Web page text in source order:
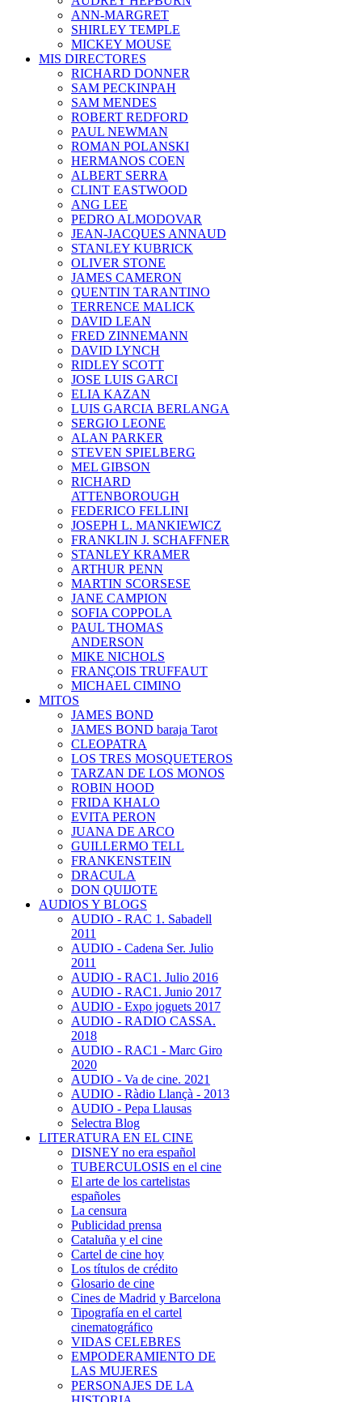
ANN-MARGRET
SHIRLEY TEMPLE
MICKEY MOUSE
MIS DIRECTORES
RICHARD DONNER
SAM PECKINPAH
SAM MENDES
ROBERT REDFORD
PAUL NEWMAN
ROMAN POLANSKI
HERMANOS COEN
ALBERT SERRA
CLINT EASTWOOD
ANG LEE
PEDRO ALMODOVAR
JEAN-JACQUES ANNAUD
STANLEY KUBRICK
OLIVER STONE
JAMES CAMERON
QUENTIN TARANTINO
TERRENCE MALICK
DAVID LEAN
FRED ZINNEMANN
DAVID LYNCH
RIDLEY SCOTT
JOSE LUIS GARCI
ELIA KAZAN
LUIS GARCIA BERLANGA
SERGIO LEONE
ALAN PARKER
STEVEN SPIELBERG
MEL GIBSON
RICHARD
ATTENBOROUGH
FEDERICO FELLINI
JOSEPH L. MANKIEWICZ
FRANKLIN J. SCHAFFNER
STANLEY KRAMER
ARTHUR PENN
MARTIN SCORSESE
JANE CAMPION
SOFIA COPPOLA
PAUL THOMAS
ANDERSON
MIKE NICHOLS
FRANÇOIS TRUFFAUT
MICHAEL CIMINO
MITOS
JAMES BOND
JAMES BOND baraja Tarot
CLEOPATRA
LOS TRES MOSQUETEROS
TARZAN DE LOS MONOS
ROBIN HOOD
FRIDA KHALO
EVITA PERON
JUANA DE ARCO
GUILLERMO TELL
FRANKENSTEIN
DRACULA
DON QUIJOTE
AUDIOS Y BLOGS
AUDIO - RAC 1. Sabadell
2011
AUDIO - Cadena Ser. Julio
2011
AUDIO - RAC1. Julio 2016
AUDIO - RAC1. Junio 2017
AUDIO - Expo joguets 2017
AUDIO - RADIO CASSA.
2018
AUDIO - RAC1 - Marc Giro
2020
AUDIO - Va de cine. 2021
AUDIO - Ràdio Llançà - 2013
AUDIO - Pepa Llausas
Selectra Blog
LITERATURA EN EL CINE
DISNEY no era español
TUBERCULOSIS en el cine
El arte de los cartelistas
españoles
La censura
Publicidad prensa
Cataluña y el cine
Cartel de cine hoy
Los títulos de crédito
Glosario de cine
Cines de Madrid y Barcelona
Tipografía en el cartel
cinematográfico
VIDAS CELEBRES
EMPODERAMIENTO DE
LAS MUJERES
PERSONAJES DE LA